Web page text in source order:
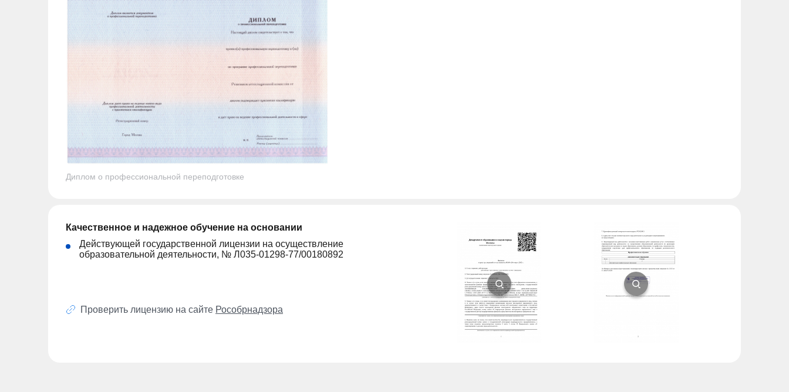
Диплом о профессиональной переподготовке
Качественное и надежное обучение на основании
Действующей государственной лицензии на осуществление
образовательной деятельности, № Л035-01298-77/00180892
Проверить лицензию на сайте Рособрнадзора